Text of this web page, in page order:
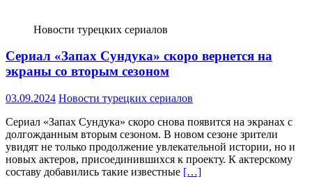
Новости турецких сериалов
Сериал «Запах Сундука» скоро вернется на
экраны со вторым сезоном
03.09.2024 Новости турецких сериалов
Сериал «Запах Сундука» скоро снова появится на экранах с
долгожданным вторым сезоном. В новом сезоне зрители
увидят не только продолжение увлекательной истории, но и
новых актеров, присоединившихся к проекту. К актерскому
составу добавились такие известные […]